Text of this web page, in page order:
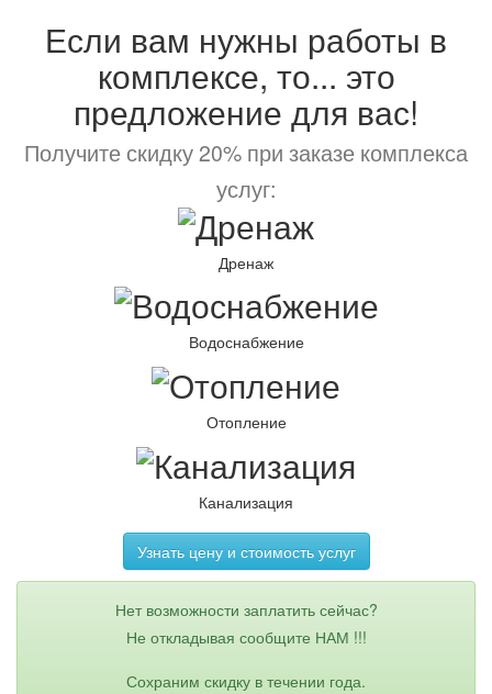
Если вам нужны работы в
комплексе, то... это
предложение для вас!
Получите скидку 20% при заказе комплекса
услуг:
Дренаж
Водоснабжение
Отопление
Канализация
Узнать цену и стоимость услуг
Нет возможности заплатить сейчас?
Не откладывая сообщите НАМ !!!
Сохраним скидку в течении года.